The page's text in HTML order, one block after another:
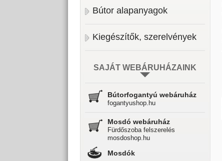
Bútor alapanyagok
Kiegészítők, szerelvények
SAJÁT WEBÁRUHÁZAINK
Bútorfogantyú webáruház
fogantyushop.hu
Mosdó webáruház
Fürdőszoba felszerelés
mosdoshop.hu
Mosdók